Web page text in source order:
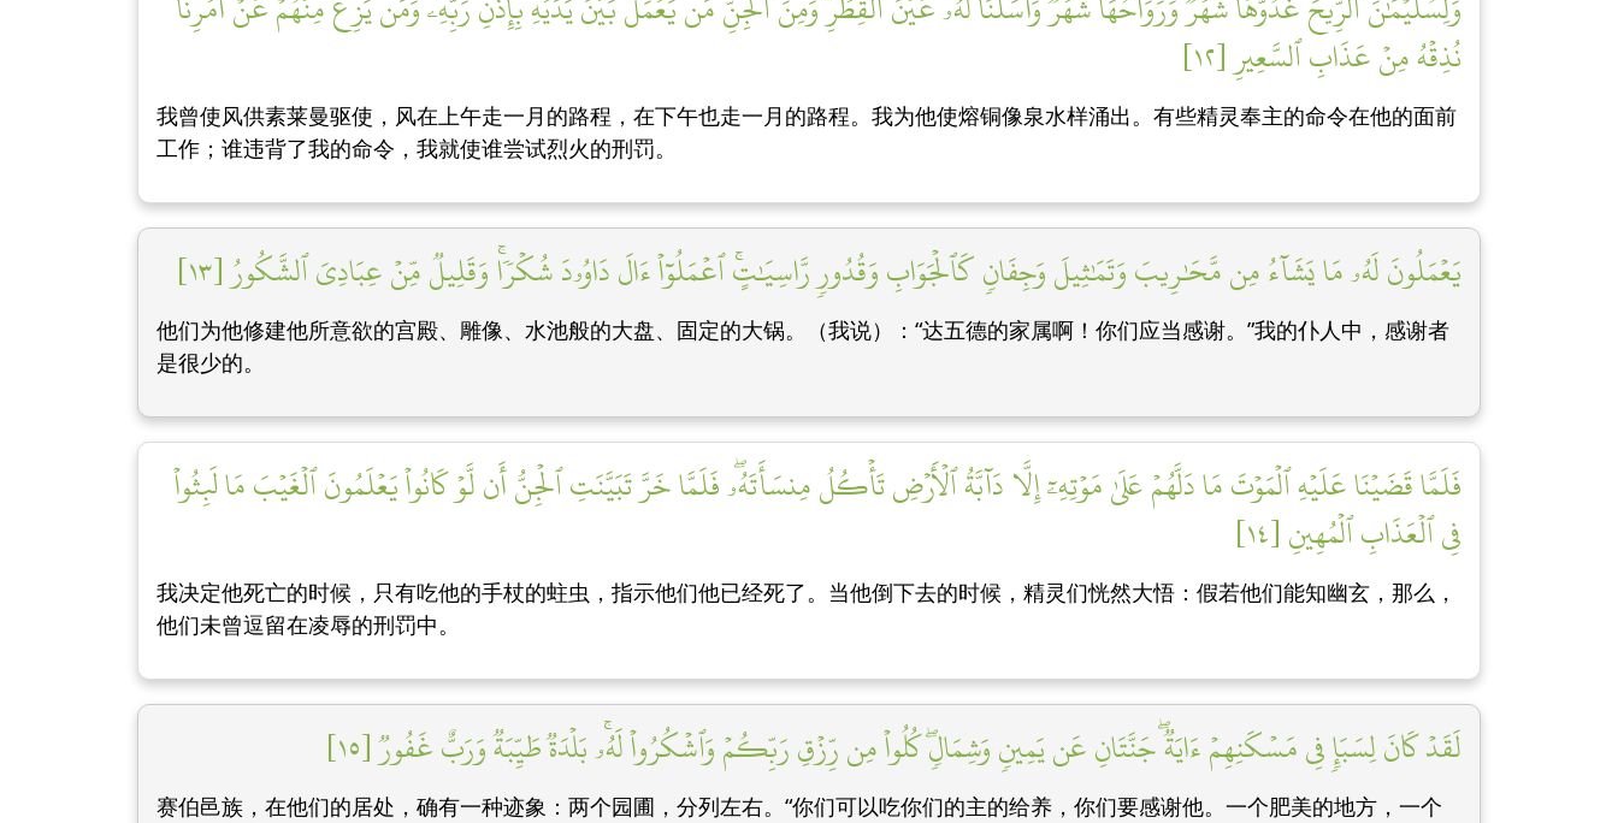
نُذِقۡهُ مِنۡ عَذَابِ ٱلسَّعِيرِ [١٢]
我曾使风供素莱曼驱使，风在上午走一月的路程，在下午也走一月的路程。我为他使熔铜像泉水样涌出。有些精灵奉主的命令在他的面前
工作；谁违背了我的命令，我就使谁尝试烈火的刑罚。
يَعۡمَلُونَ لَهُۥ مَا يَشَآءُ مِن مَّحَٰرِيبَ وَتَمَٰثِيلَ وَجِفَانٖ كَٱلۡجَوَابِ وَقُدُورٖ رَّاسِيَٰتٍۚ ٱعۡمَلُوٓاْ ءَالَ دَاوُۥدَ شُكۡرٗاۚ وَقَلِيلٞ مِّنۡ عِبَادِيَ ٱلشَّكُورُ [١٣]
他们为他修建他所意欲的宫殿、雕像、水池般的大盘、固定的大锅。（我说）：“达五德的家属啊！你们应当感谢。”我的仆人中，感谢者
是很少的。
فَلَمَّا قَضَيۡنَا عَلَيۡهِ ٱلۡمَوۡتَ مَا دَلَّهُمۡ عَلَىٰ مَوۡتِهِۦٓ إِلَّا دَآبَّةُ ٱلۡأَرۡضِ تَأۡكُلُ مِنسَأَتَهُۥۖ فَلَمَّا خَرَّ تَبَيَّنَتِ ٱلۡجِنُّ أَن لَّوۡ كَانُواْ يَعۡلَمُونَ ٱلۡغَيۡبَ مَا لَبِثُواْ
فِي ٱلۡعَذَابِ ٱلۡمُهِينِ [١٤]
我决定他死亡的时候，只有吃他的手杖的蛀虫，指示他们他已经死了。当他倒下去的时候，精灵们恍然大悟：假若他们能知幽玄，那么，
他们未曾逗留在凌辱的刑罚中。
لَقَدۡ كَانَ لِسَبَإٖ فِي مَسۡكَنِهِمۡ ءَايَةٞۖ جَنَّتَانِ عَن يَمِينٖ وَشِمَالٖۖ كُلُواْ مِن رِّزۡقِ رَبِّكُمۡ وَٱشۡكُرُواْ لَهُۥۚ بَلۡدَةٞ طَيِّبَةٞ وَرَبٌّ غَفُورٞ [١٥]
赛伯邑族，在他们的居处，确有一种迹象：两个园圃，分列左右。“你们可以吃你们的主的给养，你们要感谢他。一个肥美的地方，一个